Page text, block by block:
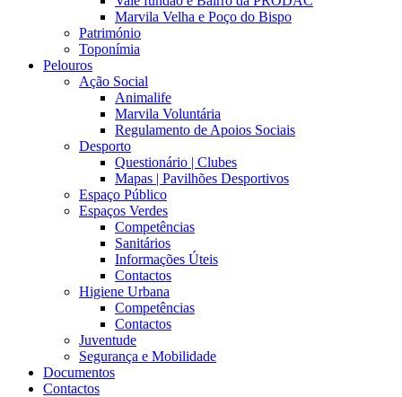
Marvila Velha e Poço do Bispo
Património
Toponímia
Pelouros
Ação Social
Animalife
Marvila Voluntária
Regulamento de Apoios Sociais
Desporto
Questionário | Clubes
Mapas | Pavilhões Desportivos
Espaço Público
Espaços Verdes
Competências
Sanitários
Informações Úteis
Contactos
Higiene Urbana
Competências
Contactos
Juventude
Segurança e Mobilidade
Documentos
Contactos